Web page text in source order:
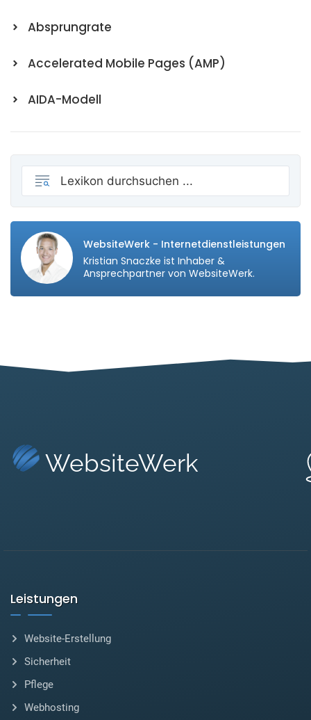
Absprungrate
Accelerated Mobile Pages (AMP)
AIDA-Modell
WebsiteWerk - Internetdienstleistungen
Kristian Snaczke ist Inhaber &
Ansprechpartner von WebsiteWerk.
WebsiteWerk
Leistungen
Website-Erstellung
Sicherheit
Pflege
Webhosting